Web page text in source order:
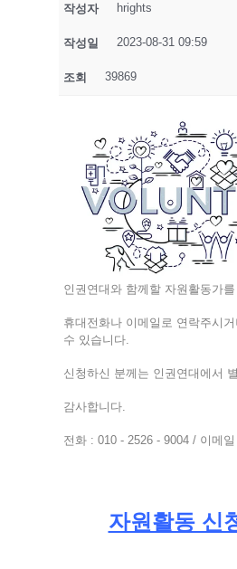
작성자 hrights
작성일 2023-08-31 09:59
조회 39869
인권연대와 함께할 자원활동가를
휴대전화나 이메일로 연락주시
수 있습니다.
신청하신 분께는 인권연대에서
감사합니다.
전화 : 010 - 2526 - 9004 / 이메
자원활동 신